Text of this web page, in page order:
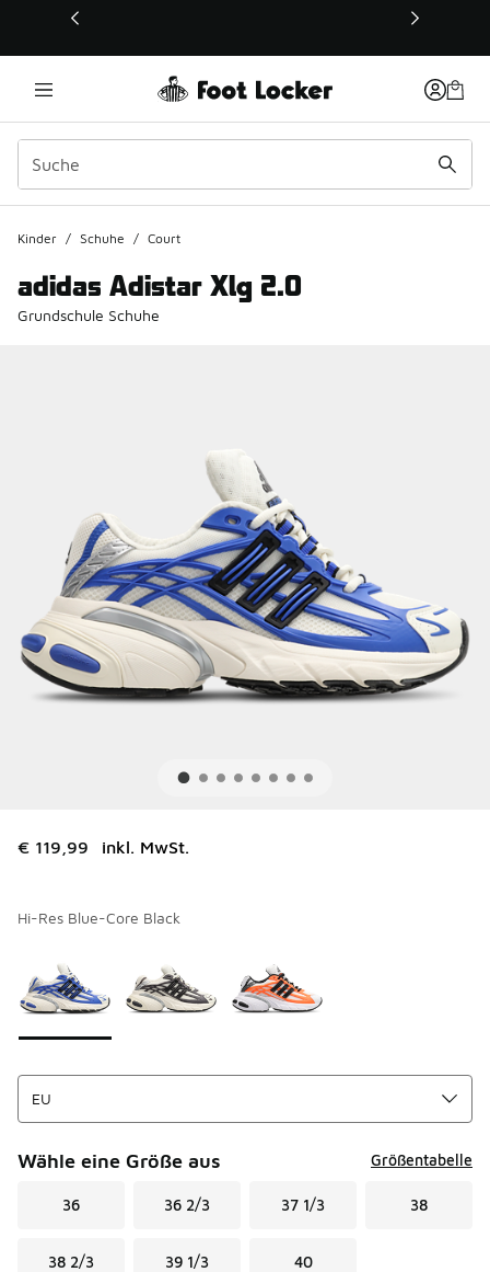
Dieser Link öffnet sich in einem neuen Fenster
Kinder / Schuhe / Court
adidas Adistar Xlg 2.0
Grundschule Schuhe
€ 119,99 inkl. MwSt.
Hi-Res Blue-Core Black
Wähle eine Größe aus Größentabelle
36 36 2/3 37 1/3 38
38 2/3 39 1/3 40